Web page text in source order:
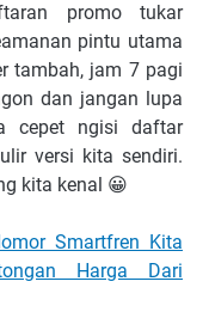
promo tukar
pintu utama
tambah, jam 7 pagi
dan jangan lupa
cepet ngisi daftar
versi kita sendiri.
kita kenal 😀
Smartfren Kita
Harga Dari